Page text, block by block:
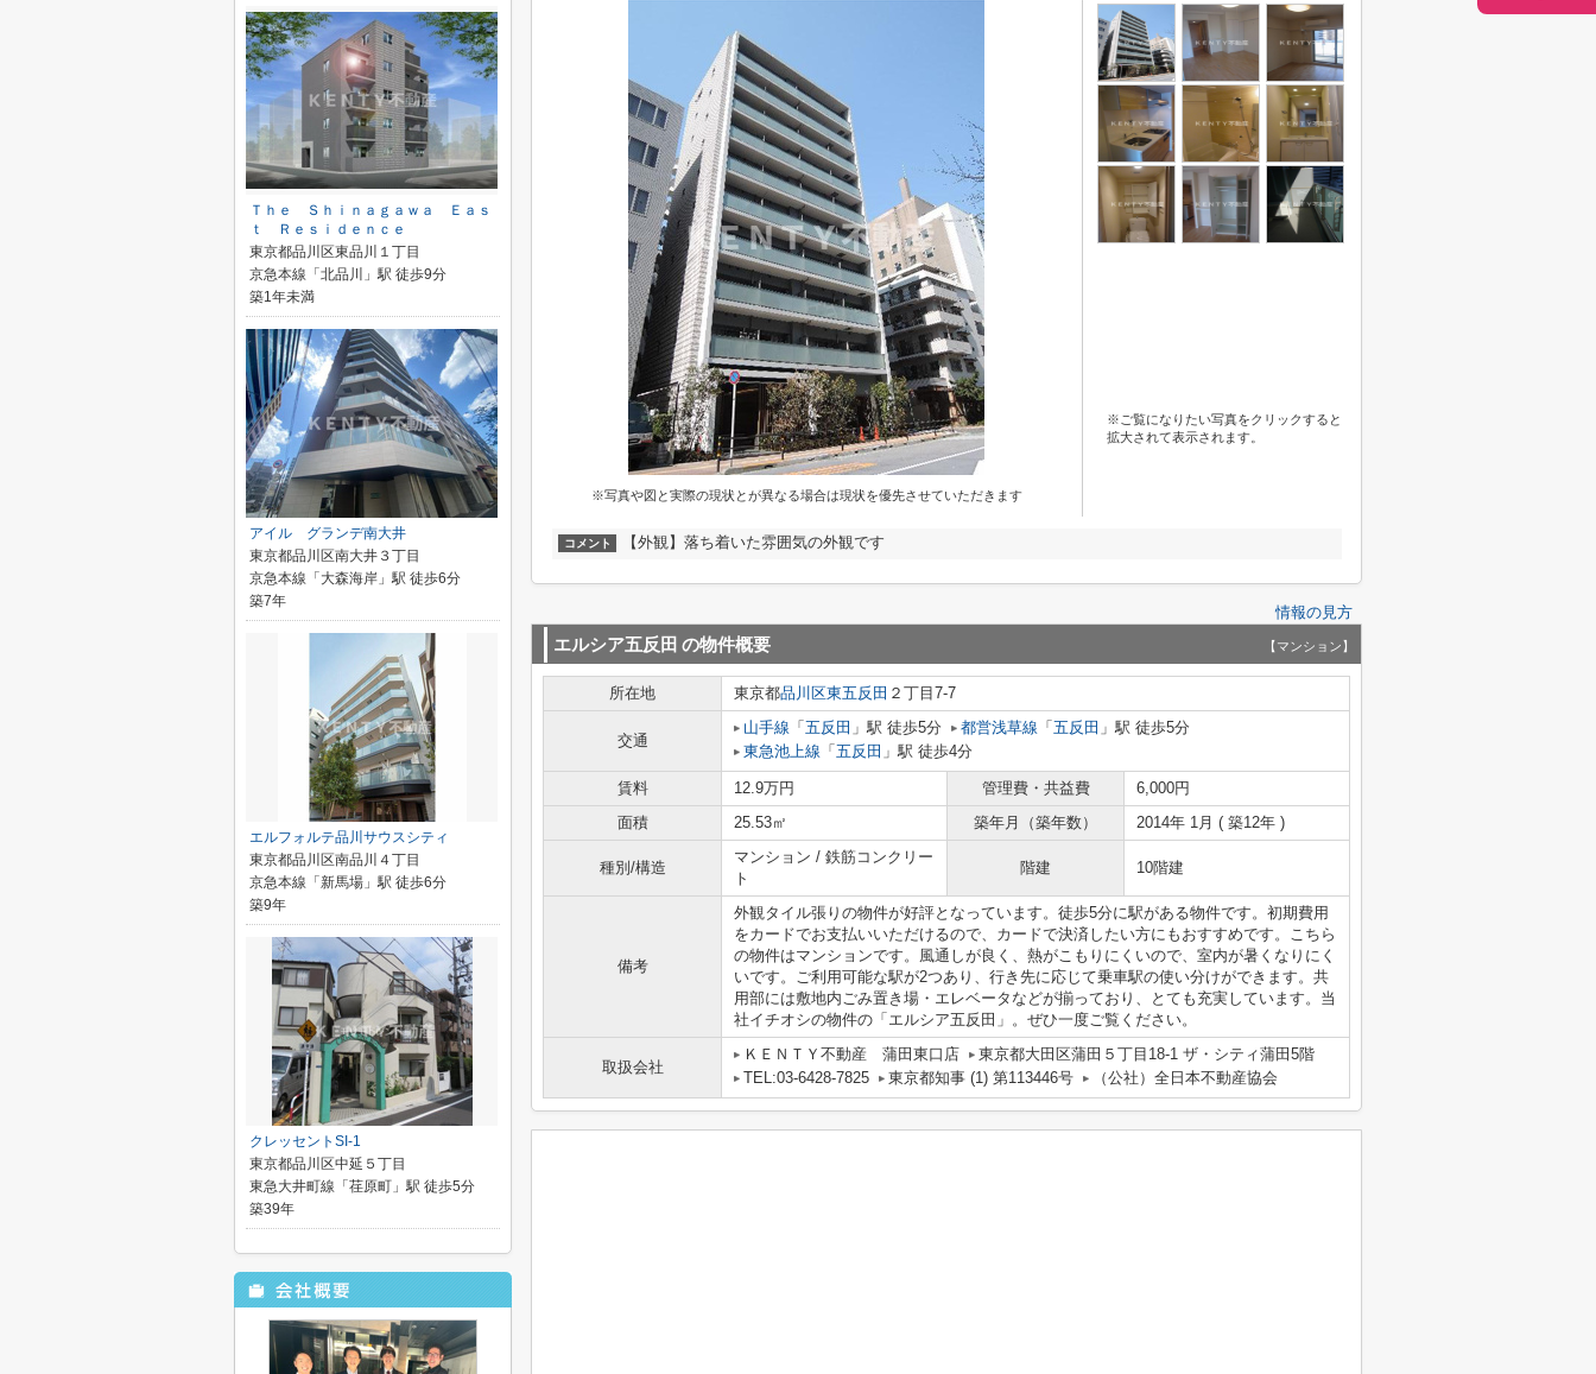
※写真や図と実際の現状とが異なる場合は現状を優先させていただきます
※ご覧になりたい写真をクリックすると
拡大されて表示されます。
コメント 【外観】落ち着いた雰囲気の外観です
情報の見方
エルシア五反田 の物件概要 【マンション】
所在地 東京都品川区東五反田 ２丁目7-7
交通
山手線 「 五反田 」駅 徒歩5分 都営浅草線 「 五反田 」駅 徒歩5分
東急池上線 「 五反田 」駅 徒歩4分
賃料 12.9万円 管理費・共益費
6,000円
面積
25.53㎡ 築年月（築年数） 2014年 1月 ( 築12年 )
種別/構造
マンション / 鉄筋コンクリー
ト
階建 10階建
備考
外観タイル張りの物件が好評となっています。徒歩5分に駅がある物件です。初期費用
をカードでお支払いいただけるので、カードで決済したい方にもおすすめです。こちら
の物件はマンションです。風通しが良く、熱がこもりにくいので、室内が暑くなりにく
いです。ご利用可能な駅が2つあり、行き先に応じて乗車駅の使い分けができます。共
用部には敷地内ごみ置き場・エレベータなどが揃っており、とても充実しています。当
社イチオシの物件の「エルシア五反田」。ぜひ一度ご覧ください。
取扱会社
ＫＥＮＴＹ不動産 蒲田東口店
東京都大田区蒲田５丁目18-1 ザ・シティ蒲田5階
TEL:03-6428-7825
東京都知事 (1) 第113446号 （公社）全日本不動産協会
Ｔｈｅ Ｓｈｉｎａｇａｗａ Ｅａｓ
ｔ Ｒｅｓｉｄｅｎｃｅ
東京都品川区東品川１丁目
京急本線「北品川」駅 徒歩9分
築1年未満
アイル グランデ南大井
東京都品川区南大井３丁目
京急本線「大森海岸」駅 徒歩6分
築7年
エルフォルテ品川サウスシティ
東京都品川区南品川４丁目
京急本線「新馬場」駅 徒歩6分
築9年
クレッセントSI-1
東京都品川区中延５丁目
東急大井町線「荏原町」駅 徒歩5分
築39年